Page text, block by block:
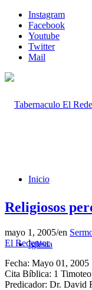
Instagram
Facebook
Youtube
Twitter
Mail
Inicio
Iglesia
Religiosos
mayo 1, 2005/en
El Redentor
Fecha: Mayo 01, 2005
Cita Bíblica: 1
Predicador: Dr. David